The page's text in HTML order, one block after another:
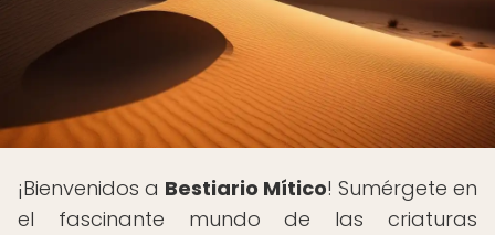
¡Bienvenidos a Bestiario Mítico! Sumérgete en
el fascinante mundo de las criaturas